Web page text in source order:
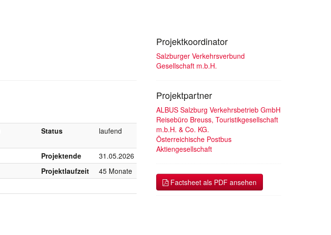
Status laufend
Projektende
31.05.2026
Projektlaufzeit
45 Monate
Projektkoordinator
Salzburger Verkehrsverbund
Gesellschaft m.b.H.
Projektpartner
ALBUS Salzburg Verkehrsbetrieb GmbH
Reisebüro Breuss, Touristikgesellschaft
m.b.H. & Co. KG.
Österreichische Postbus
Aktiengesellschaft
Factsheet als PDF ansehen